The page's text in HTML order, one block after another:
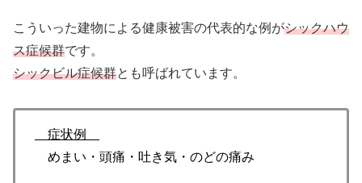
こういった建物による健康被害の代表的な例がシックハウ
ス症候群です。
シックビル症候群とも呼ばれています。
症状例
めまい・頭痛・吐き気・のどの痛み